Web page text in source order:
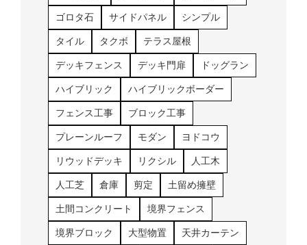
ゴロタ石 サイドパネル シンプル
タイル タクボ テラス屋根
デッキフェンス デッキ門扉 ドッグラン
ハイブリック ハイブリックボーダー
フェンス工事 ブロック工事
プレーンルーフ モダン ヨドコウ
リウッドデッキ リクシル 人工木
人工芝 倉庫 剪定 土留め擁壁
土間コンクリート 境界フェンス
境界ブロック 大型物置 天井カーテン